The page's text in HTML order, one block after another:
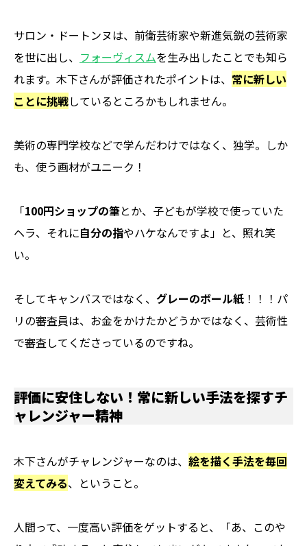
サロン・ドートンヌは、前衛芸術家や新進気鋭の芸術家
を世に出し、 フォーヴィスムを生み出したことでも知ら
れます。木下さんが評価されたポイントは、 常に新しい
ことに挑戦しているところかもしれません。
美術の専門学校などで学んだわけではなく、独学。しか
も、使う画材がユニーク！
「100円ショップの筆とか、子どもが学校で使っていた
ヘラ、それに自分の指やハケなんですよ」と、照れ笑
い。
そしてキャンバスではなく、 グレーのボール紙 ！！！パ
リの審査員は、お金をかけたかどうかではなく、芸術性
で審査してくださっているのですね。
評価に安住しない！常に新しい手法を探すチ
ャレンジャー精神
木下さんがチャレンジャーなのは、 絵を描く手法を毎回
変えてみる、ということ。
人間って、一度高い評価をゲットすると、「あ、このや